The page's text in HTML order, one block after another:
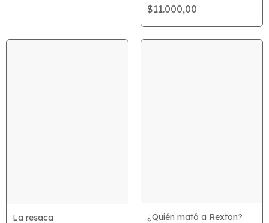
$11.000,00
La resaca ¿Quién mató a Rexton?